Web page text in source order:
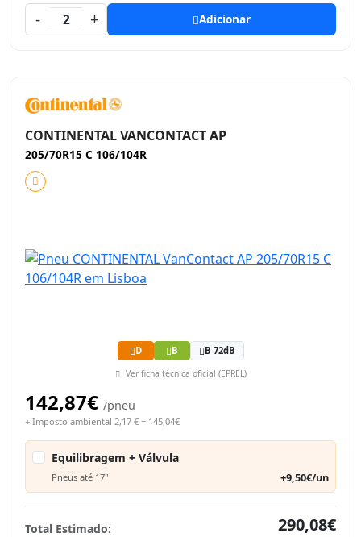
-
2 + Adicionar
CONTINENTAL VANCONTACT AP
205/70R15 C 106/104R
D B B 72dB
Ver ficha técnica oficial (EPREL)
142,87€ /pneu
+ Imposto ambiental 2,17 € = 145,04€
Equilibragem + Válvula
Pneus até 17" +9,50€/un
Total Estimado:
290,08€